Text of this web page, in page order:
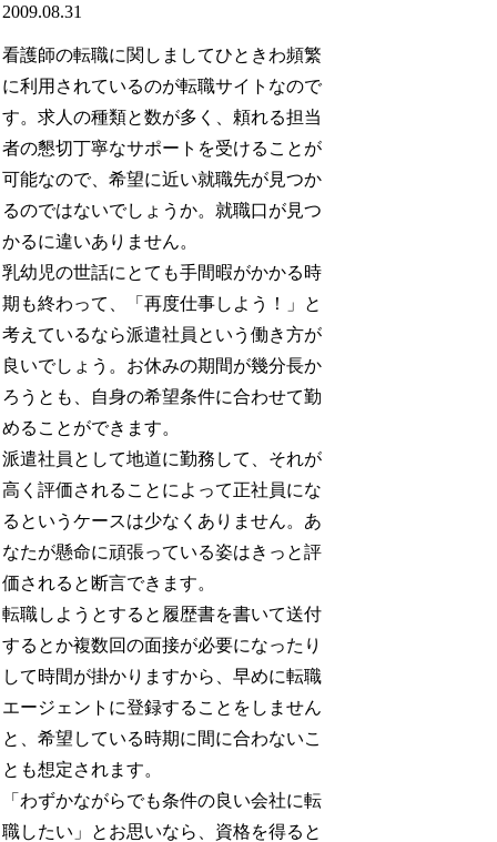
2009.08.31
看護師の転職に関しましてひときわ頻繁
に利用されているのが転職サイトなので
す。求人の種類と数が多く、頼れる担当
者の懇切丁寧なサポートを受けることが
可能なので、希望に近い就職先が見つか
るのではないでしょうか。就職口が見つ
かるに違いありません。
乳幼児の世話にとても手間暇がかかる時
期も終わって、「再度仕事しよう！」と
考えているなら派遣社員という働き方が
良いでしょう。お休みの期間が幾分長か
ろうとも、自身の希望条件に合わせて勤
めることができます。
派遣社員として地道に勤務して、それが
高く評価されることによって正社員にな
るというケースは少なくありません。あ
なたが懸命に頑張っている姿はきっと評
価されると断言できます。
転職しようとすると履歴書を書いて送付
するとか複数回の面接が必要になったり
して時間が掛かりますから、早めに転職
エージェントに登録することをしません
と、希望している時期に間に合わないこ
とも想定されます。
「わずかながらでも条件の良い会社に転
職したい」とお思いなら、資格を得ると